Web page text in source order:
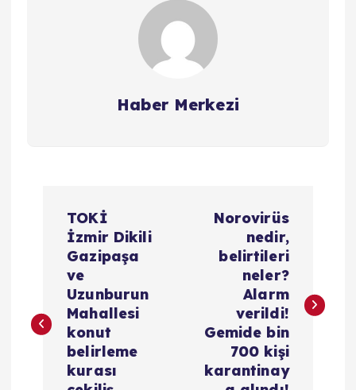
Haber Merkezi
ı
TOKİ
İzmir Dikili
Gazipaşa
ve
Uzunburun
Mahallesi
konut
belirleme
kurası
Norovirüs
nedir,
belirtileri
neler?
Alarm
verildi!
Gemide bin
700 kişi
karantinay